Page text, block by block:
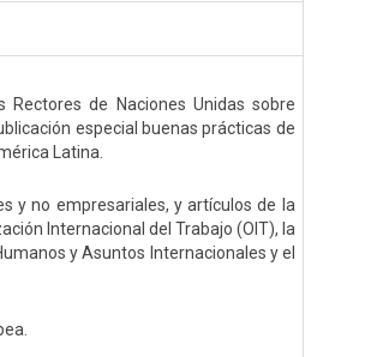
de Naciones Unidas sobre
especial buenas prácticas de
Latina.
y no empresariales, y artículos de la
Internacional del Trabajo (OIT), la
y Asuntos Internacionales y el